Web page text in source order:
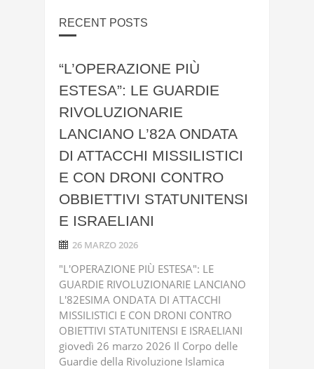
RECENT POSTS
“L’OPERAZIONE PIÙ
ESTESA”: LE GUARDIE
RIVOLUZIONARIE
LANCIANO L’82A ONDATA
DI ATTACCHI MISSILISTICI
E CON DRONI CONTRO
OBBIETTIVI STATUNITENSI
E ISRAELIANI
26 MARZO 2026
"L'OPERAZIONE PIÙ ESTESA": LE
GUARDIE RIVOLUZIONARIE LANCIANO
L'82ESIMA ONDATA DI ATTACCHI
MISSILISTICI E CON DRONI CONTRO
OBIETTIVI STATUNITENSI E ISRAELIANI
giovedì 26 marzo 2026 Il Corpo delle
Guardie della Rivoluzione Islamica